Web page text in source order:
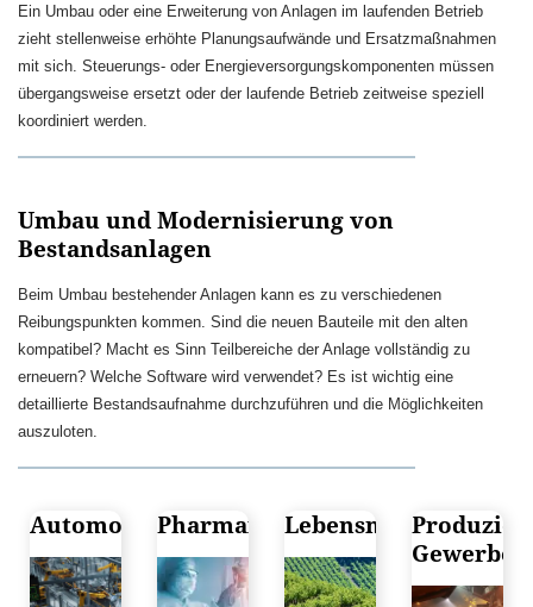
Ein Umbau oder eine Erweiterung von Anlagen im laufenden Betrieb
zieht stellenweise erhöhte Planungsaufwände und Ersatzmaßnahmen
mit sich. Steuerungs- oder Energieversorgungskomponenten müssen
übergangsweise ersetzt oder der laufende Betrieb zeitweise speziell
koordiniert werden.
Umbau und Modernisierung von
Bestandsanlagen
Beim Umbau bestehender Anlagen kann es zu verschiedenen
Reibungspunkten kommen. Sind die neuen Bauteile mit den alten
kompatibel? Macht es Sinn Teilbereiche der Anlage vollständig zu
erneuern? Welche Software wird verwendet? Es ist wichtig eine
detaillierte Bestandsaufnahme durchzuführen und die Möglichkeiten
auszuloten.
AutomobilindustriePharmaindustrie
Gewerbe